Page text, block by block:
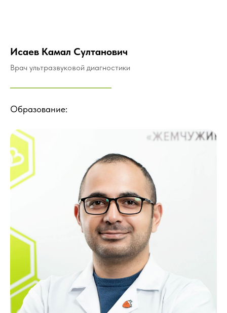
Исаев Камал Султанович
Врач ультразвуковой диагностики
Образование: